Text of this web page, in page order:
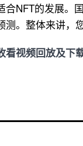
合NFT的发展。
。整体来讲，
看视频回放及下